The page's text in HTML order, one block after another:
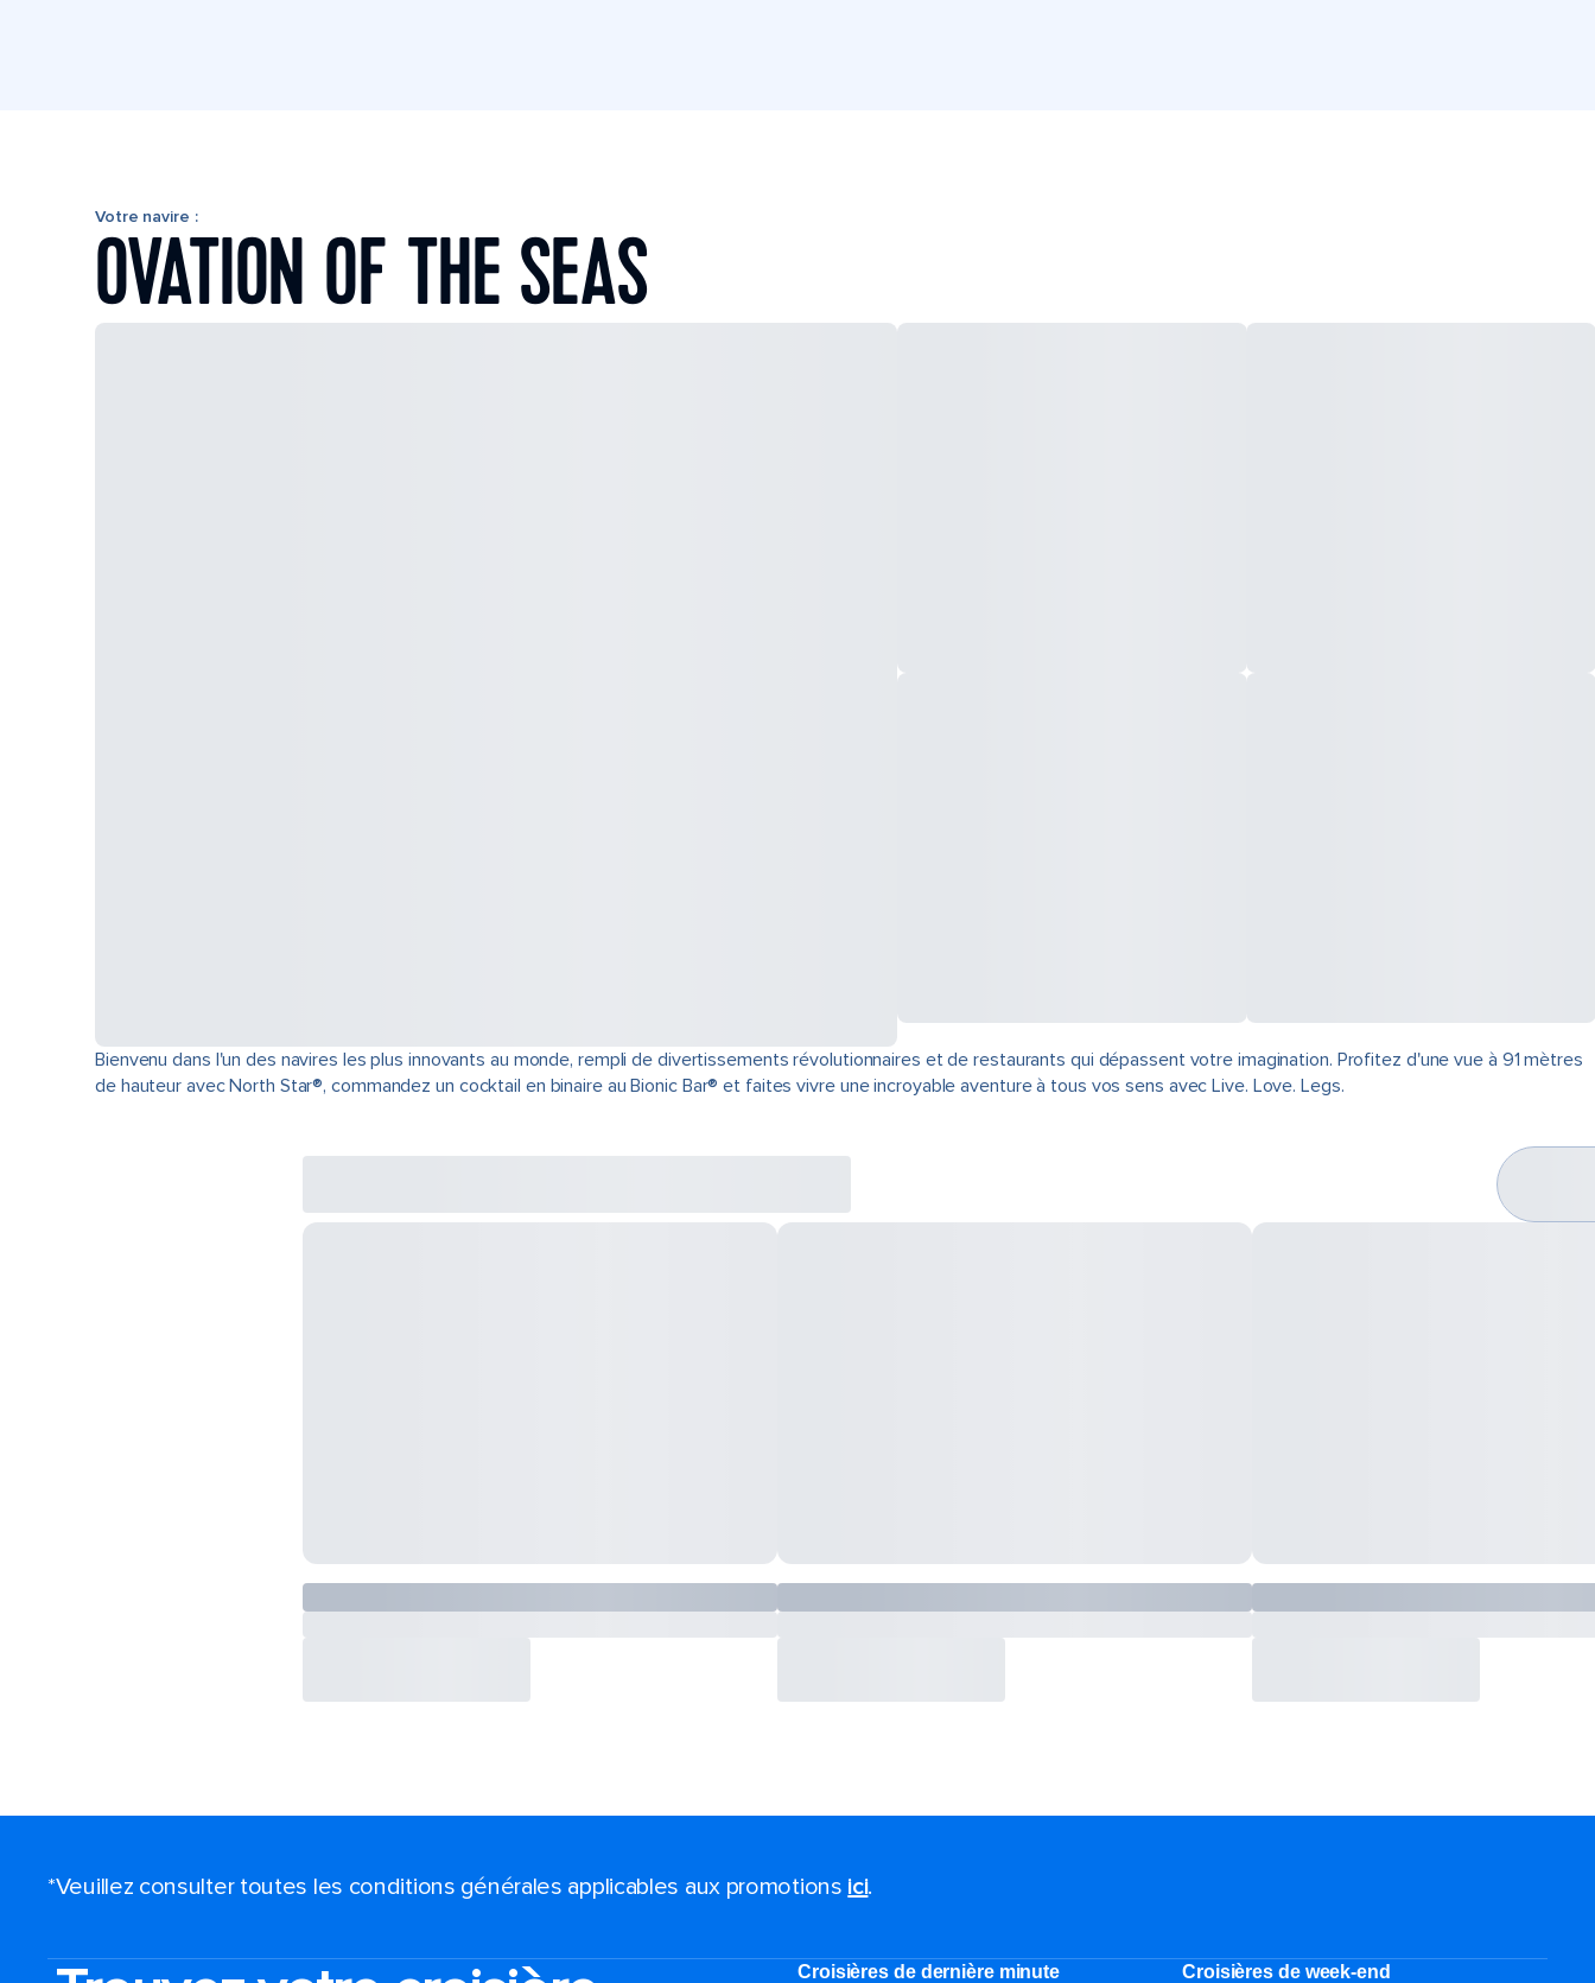
Votre navire :
OVATION OF THE SEAS
Bienvenu dans l'un des navires les plus innovants au monde, rempli de divertissements révolutionnaires et de restaurants qui dépassent votre imagination. Profitez d'une vue à 91 mètres
de hauteur avec North Star®, commandez un cocktail en binaire au Bionic Bar® et faites vivre une incroyable aventure à tous vos sens avec Live. Love. Legs.
*Veuillez consulter toutes les conditions générales applicables aux promotions ici.
Croisières de dernière minute Croisières de week-end